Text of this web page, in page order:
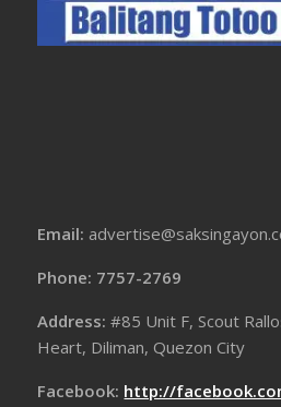
Email:
Phone: 7757-2769
Address:#85 Unit F, Scout
Heart, Diliman, Quezon City
Facebook: http://